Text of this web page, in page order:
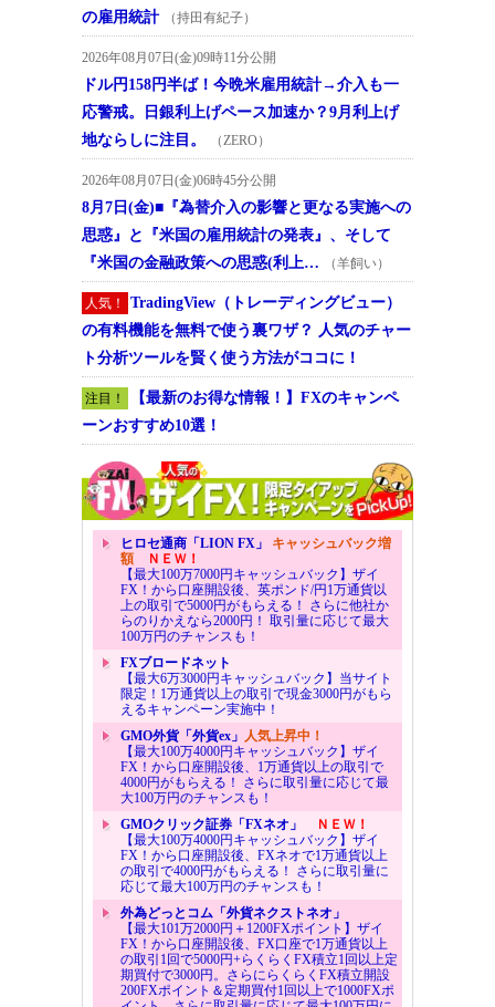
の雇用統計
（持田有紀子）
2026年08月07日(金)09時11分公開
ドル円158円半ば！今晩米雇用統計→介入も一
応警戒。日銀利上げペース加速か？9月利上げ
地ならしに注目。
（ZERO）
2026年08月07日(金)06時45分公開
8月7日(金)■『為替介入の影響と更なる実施への
思惑』と『米国の雇用統計の発表』、そして
『米国の金融政策への思惑(利上…
（羊飼い）
人気！
TradingView（トレーディングビュー）
の有料機能を無料で使う裏ワザ？ 人気のチャー
ト分析ツールを賢く使う方法がココに！
注目！
【最新のお得な情報！】FXのキャンペ
ーンおすすめ10選！
ヒロセ通商「LION FX」 キャッシュバック増
額ＮＥＷ！
【最大100万7000円キャッシュバック】ザイ
FX！から口座開設後、英ポンド/円1万通貨以
上の取引で5000円がもらえる！ さらに他社か
らのりかえなら2000円！ 取引量に応じて最大
100万円のチャンスも！
FXブロードネット
【最大6万3000円キャッシュバック】当サイト
限定！1万通貨以上の取引で現金3000円がもら
えるキャンペーン実施中！
GMO外貨「外貨ex」 人気上昇中！
【最大100万4000円キャッシュバック】ザイ
FX！から口座開設後、1万通貨以上の取引で
4000円がもらえる！ さらに取引量に応じて最
大100万円のチャンスも！
GMOクリック証券「FXネオ」
ＮＥＷ！
【最大100万4000円キャッシュバック】ザイ
FX！から口座開設後、FXネオで1万通貨以上
の取引で4000円がもらえる！ さらに取引量に
応じて最大100万円のチャンスも！
外為どっとコム「外貨ネクストネオ」
【最大101万2000円＋1200FXポイント】ザイ
FX！から口座開設後、FX口座で1万通貨以上
の取引1回で5000円+らくらくFX積立1回以上定
期買付で3000円。さらにらくらくFX積立開設
200FXポイント＆定期買付1回以上で1000FXポ